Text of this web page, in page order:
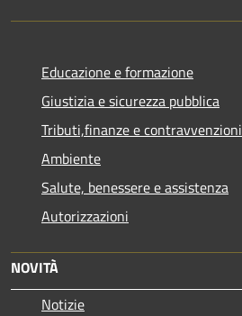
Educazione e formazione
Giustizia e sicurezza pubblica
Tributi,finanze e contravvenzioni
Ambiente
Salute, benessere e assistenza
Autorizzazioni
NOVITÀ
Notizie